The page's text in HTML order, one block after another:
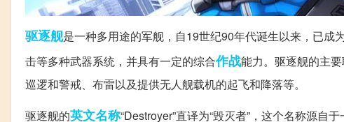
驱逐舰是一种多用途的军舰，自19世纪90年代诞生以来，已
击等多种武器系统，并具有一定的综合作战能力。驱逐舰的主
巡逻和警戒、布雷以及提供无人舰载机的起飞和降落等。
驱逐舰的英文名称“Destroyer”直译为“毁灭者”，这个名称源自